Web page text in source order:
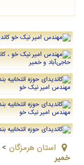
استان هرمزگان >
خمیر